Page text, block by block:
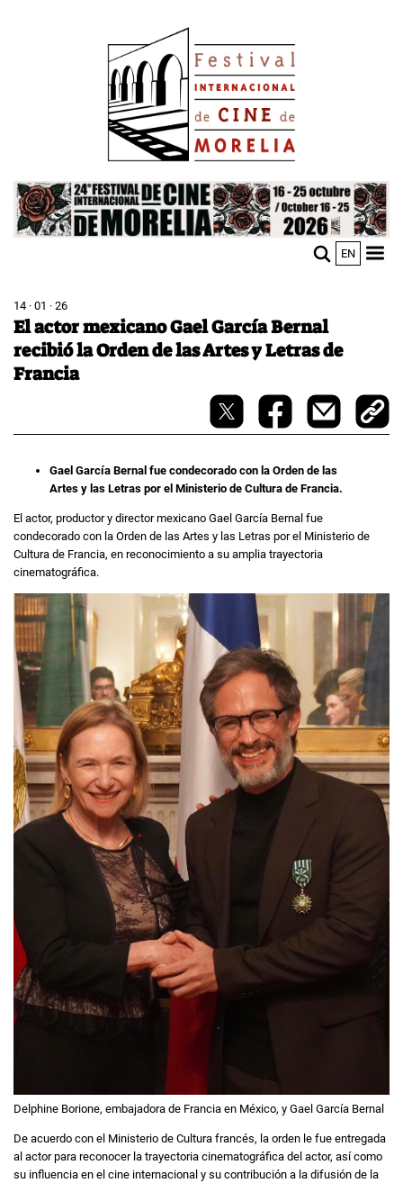
Image
EN
14 · 01 · 26
El actor mexicano Gael García Bernal
recibió la Orden de las Artes y Letras de
Francia
Gael García Bernal fue condecorado con la Orden de las
Artes y las Letras por el Ministerio de Cultura de Francia.
El actor, productor y director mexicano Gael García Bernal fue
condecorado con la Orden de las Artes y las Letras por el Ministerio de
Cultura de Francia, en reconocimiento a su amplia trayectoria
cinematográfica.
Delphine Borione, embajadora de Francia en México, y Gael García Bernal
De acuerdo con el Ministerio de Cultura francés, la orden le fue entregada
al actor para reconocer la trayectoria cinematográfica del actor, así como
su influencia en el cine internacional y su contribución a la difusión de la